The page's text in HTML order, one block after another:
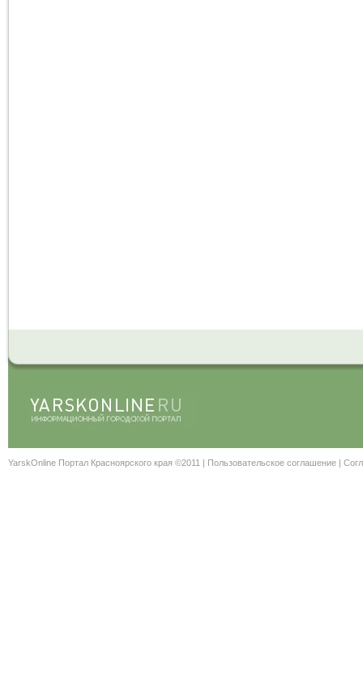
YarskOnline Портал Красноярского края ©2011 | Пользовательское соглашение |